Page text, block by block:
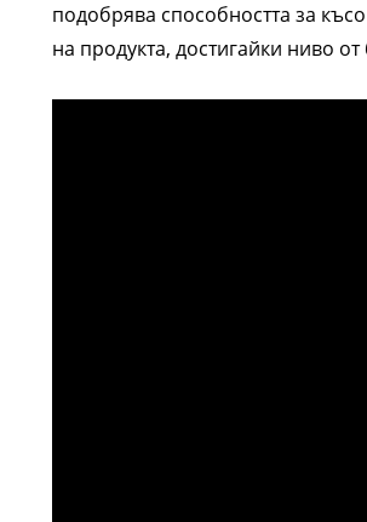
подобрява способността за
на продукта, достигайки ниво от